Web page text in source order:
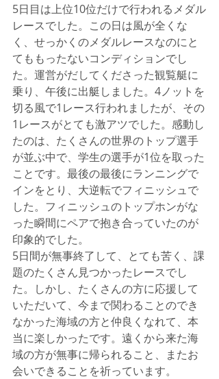
5日目は上位10位だけで行われるメダル
レースでした。この日は風が全くな
く、せっかくのメダルレースなのにと
てももったないコンディションでし
た。運営がだしてくださった観覧艇に
乗り、午後に出艇しました。4ノットを
切る風で1レース行われましたが、その
1レースがとても激アツでした。感動し
たのは、たくさんの世界のトップ選手
が並ぶ中で、学生の選手が1位を取った
ことです。最後の最後にランニングで
インをとり、大逆転でフィニッシュで
した。フィニッシュのトップホンがな
った瞬間にペアで抱き合っていたのが
印象的でした。
5日間が無事終了して、とても苦く、課
題のたくさん見つかったレースでし
た。しかし、たくさんの方に応援して
いただいて、今まで関わることのでき
なかった海域の方と仲良くなれて、本
当に楽しかったです。遠くから来た海
域の方が無事に帰られること、またお
会いできることを祈っています。